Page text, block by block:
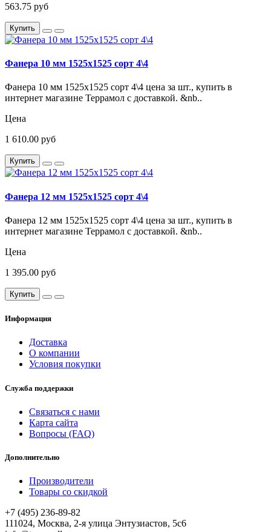
563.75 руб
Купить
Фанера 10 мм 1525х1525 сорт 4\4
Фанера 10 мм 1525х1525 сорт 4\4 цена за шт., купить в
интернет магазине Террамол с доставкой. &nb..
Цена
1 610.00 руб
Купить
Фанера 12 мм 1525х1525 сорт 4\4
Фанера 12 мм 1525х1525 сорт 4\4 цена за шт., купить в
интернет магазине Террамол с доставкой. &nb..
Цена
1 395.00 руб
Купить
Информация
Доставка
О компании
Условия покупки
Служба поддержки
Связаться с нами
Карта сайта
Вопросы (FAQ)
Дополнительно
Производители
Товары со скидкой
+7 (495) 236-89-82
111024, Москва, 2-я улица Энтузиастов, 5с6